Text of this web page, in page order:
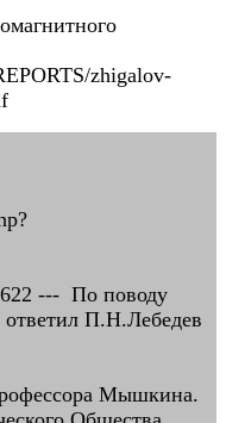
zhigalov-
--- По поводу
П.Н.Лебедев
Мышкина.